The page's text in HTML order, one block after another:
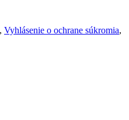
, Vyhlásenie o ochrane súkromia,